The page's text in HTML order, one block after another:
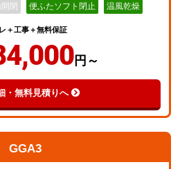
閉 便ふたソフト閉止 温風乾燥
＋工事＋無料保証
円～
・無料見積りへ
GGA3